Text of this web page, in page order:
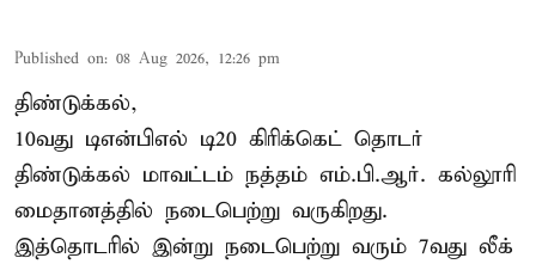
Published on: 08 Aug 2026, 12:26 pm
திண்டுக்கல்,
10வது டிஎன்பிஎல் டி20 கிரிக்கெட் தொடர்
திண்டுக்கல் மாவட்டம் நத்தம் எம்.பி.ஆர். கல்லூரி
மைதானத்தில் நடைபெற்று வருகிறது.
இத்தொடரில் இன்று நடைபெற்று வரும் 7வது லீக்